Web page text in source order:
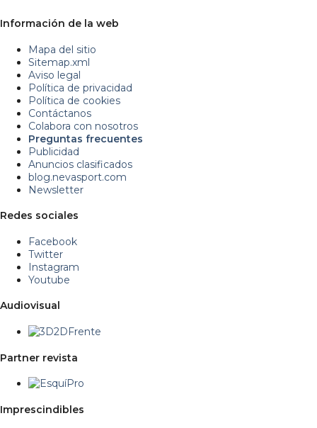
Información de la web
Mapa del sitio
Sitemap.xml
Aviso legal
Política de privacidad
Política de cookies
Contáctanos
Colabora con nosotros
Preguntas frecuentes
Publicidad
Anuncios clasificados
blog.nevasport.com
Newsletter
Redes sociales
Facebook
Twitter
Instagram
Youtube
Audiovisual
Partner revista
Imprescindibles